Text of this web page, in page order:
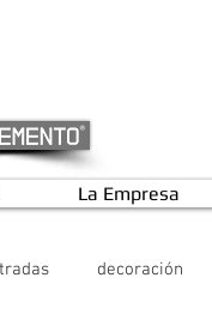
La Empresa
decoración